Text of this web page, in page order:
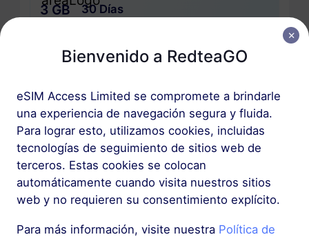
3 GB
30 Días
Obtén tu eSIM de
RedteaGO en 3
Bienvenido a RedteaGO
eSIM Access Limited se compromete a brindarle
una experiencia de navegación segura y fluida.
Para lograr esto, utilizamos cookies, incluidas
tecnologías de seguimiento de sitios web de
terceros. Estas cookies se colocan
automáticamente cuando visita nuestros sitios
web y no requieren su consentimiento explícito.
Para más información, visite nuestra Política de